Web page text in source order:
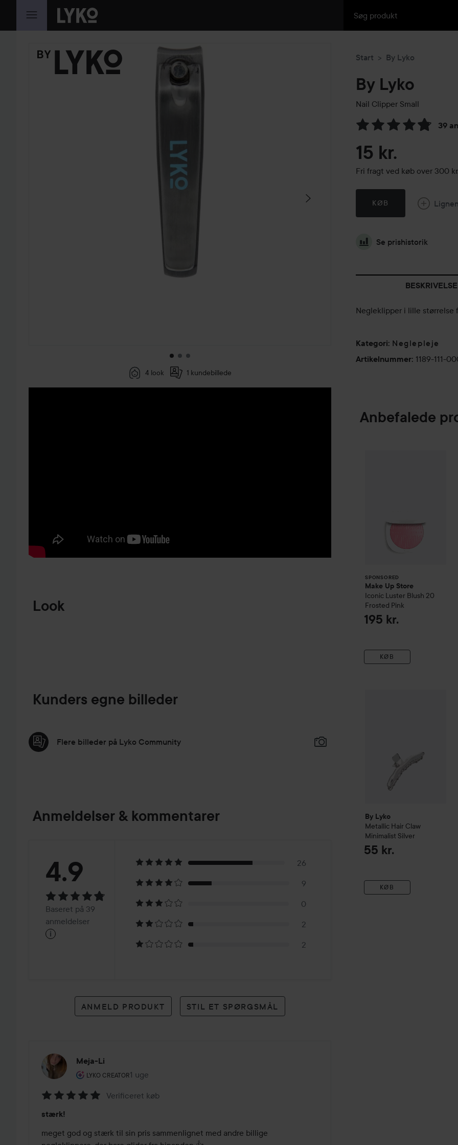
GÅ TIL INDHOLD
SPRING OVER SEKTIONEN
4 look 1 kundebillede
Look
Kunders egne billeder
Flere billeder på Lyko Community
Anmeldelser & kommentarer
Bedømmelse:
4.9Baseret
på
anmeldelser
4.9
Baseret på 39
anmeldelser
i
26
9
0
2
2
ANMELD PRODUKT STIL ET SPØRGSMÅL
Meja-Li
LYKO CREATOR
Brugerens rolle: Lyko Creator.
1 uge
Posten blev oprettet 1 uge
5
ud
Verificeret køb
stærk!
meget god og stærk til sin pris sammenlignet med andre billige
Start By Lyko
By Lyko
Nail Clipper Small
39
Gå til Anmeldelser &
15 kr.
Fri fragt ved køb over 300
KØB
Se prishistorik
BESKRIVELSE
Negleklipper i lille størrelse
Kategori: Neglepleje
Artikelnummer: 1189-111-
Anbefalede
SPONSORED
Make Up Store
Iconic Luster Blush 20
Frosted Pink
195 kr.
KØB
By Lyko
Metallic Hair Claw
Minimalist Silver
55 kr.
KØB